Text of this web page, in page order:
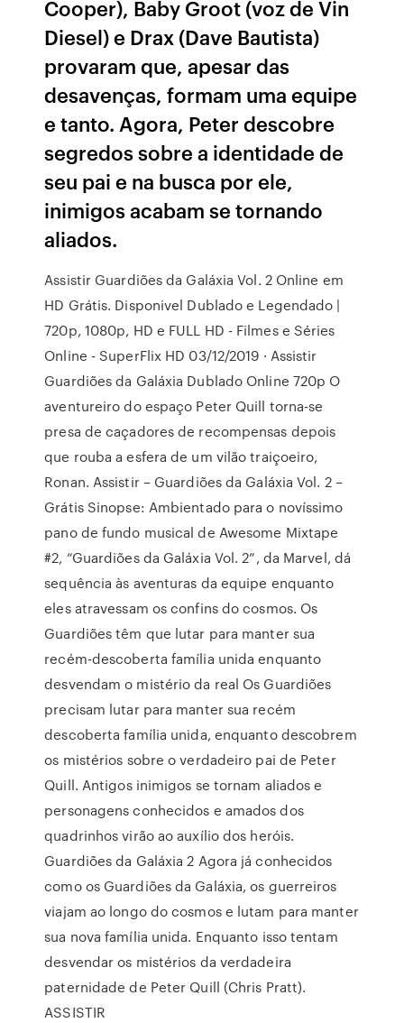
Cooper), Baby Groot (voz de Vin
Diesel) e Drax (Dave Bautista)
provaram que, apesar das
desavenças, formam uma equipe
e tanto. Agora, Peter descobre
segredos sobre a identidade de
seu pai e na busca por ele,
inimigos acabam se tornando
aliados.
Assistir Guardiões da Galáxia Vol. 2 Online em
HD Grátis. Disponivel Dublado e Legendado |
720p, 1080p, HD e FULL HD - Filmes e Séries
Online - SuperFlix HD 03/12/2019 · Assistir
Guardiões da Galáxia Dublado Online 720p O
aventureiro do espaço Peter Quill torna-se
presa de caçadores de recompensas depois
que rouba a esfera de um vilão traiçoeiro,
Ronan. Assistir – Guardiões da Galáxia Vol. 2 –
Grátis Sinopse: Ambientado para o novíssimo
pano de fundo musical de Awesome Mixtape
#2, “Guardiões da Galáxia Vol. 2”, da Marvel, dá
sequência às aventuras da equipe enquanto
eles atravessam os confins do cosmos. Os
Guardiões têm que lutar para manter sua
recém-descoberta família unida enquanto
desvendam o mistério da real Os Guardiões
precisam lutar para manter sua recém
descoberta família unida, enquanto descobrem
os mistérios sobre o verdadeiro pai de Peter
Quill. Antigos inimigos se tornam aliados e
personagens conhecidos e amados dos
quadrinhos virão ao auxílio dos heróis.
Guardiões da Galáxia 2 Agora já conhecidos
como os Guardiões da Galáxia, os guerreiros
viajam ao longo do cosmos e lutam para manter
sua nova família unida. Enquanto isso tentam
desvendar os mistérios da verdadeira
paternidade de Peter Quill (Chris Pratt).
ASSISTIR